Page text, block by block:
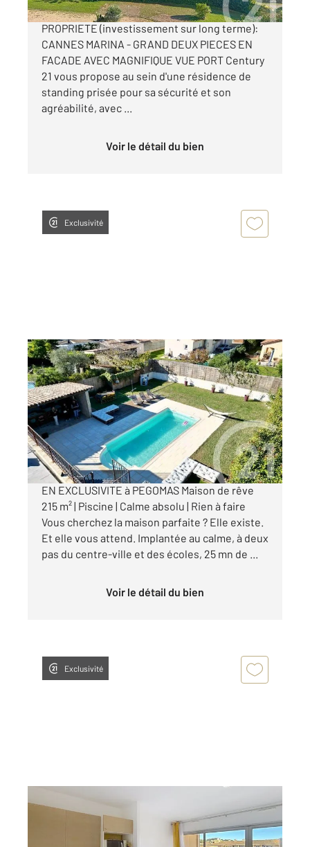
MANDELIEU-LA-NAPOULE : VENTE DE LA NUE
PROPRIETE (investissement sur long terme):
CANNES MARINA - GRAND DEUX PIECES EN
FACADE AVEC MAGNIFIQUE VUE PORT Century
21 vous propose au sein d'une résidence de
standing prisée pour sa sécurité et son
agréabilité, avec ...
Voir le détail du bien
Exclusivité
PEGOMAS 06
215 m2, 6 pièces
Ref : 40911
Maison à vendre
819 000 €
Visiter le site dédié
EN EXCLUSIVITE à PEGOMAS Maison de rêve
215 m² | Piscine | Calme absolu | Rien à faire
Vous cherchez la maison parfaite ? Elle existe.
Et elle vous attend. Implantée au calme, à deux
pas du centre-ville et des écoles, 25 mn de ...
Voir le détail du bien
Exclusivité
CANNES LA BOCCA 06
2 , 1 pièce